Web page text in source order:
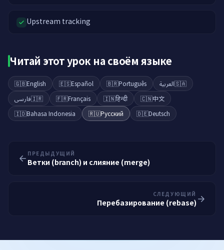
Upstream tracking
Читай этот урок на своём языке
🇬🇧English 🇪🇸Español 🇧🇷Português 🇸🇦العربية
🇮🇷فارسی 🇫🇷Français 🇮🇳हिन्दी 🇨🇳中文
🇮🇩Bahasa Indonesia 🇷🇺Русский 🇩🇪Deutsch
ПРЕДЫДУЩИЙ
Ветки (branch) и слияние (merge)
СЛЕДУЮЩИЙ
Перебазирование (rebase)